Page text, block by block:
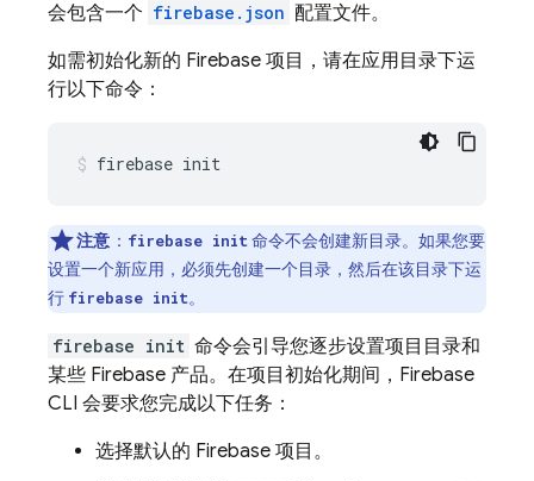
会包含一个 firebase.json 配置文件。
如需初始化新的 Firebase 项目，请在应用目录下运
行以下命令：
firebase init
注意 ： firebase init命令不会创建新目录。如果您要
设置一个新应用，必须先创建一个目录，然后在该目录下运
行 firebase init。
firebase init 命令会引导您逐步设置项目目录和
某些 Firebase 产品。在项目初始化期间， Firebase
CLI 会要求您完成以下任务：
选择默认的 Firebase 项目。